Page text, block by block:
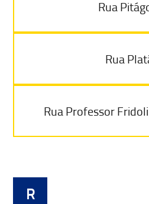
Rua
Rua
Rua Professor
R